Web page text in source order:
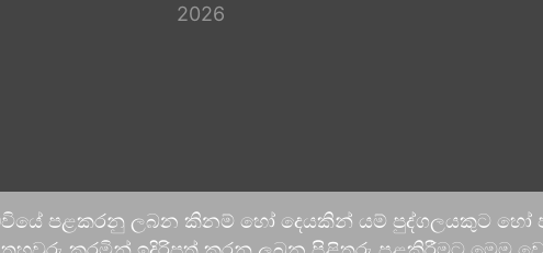
2026
අඩවියේ පළකරනු ලබන කිනම් හෝ දෙයකින් යම් පුද්ගලයකුට